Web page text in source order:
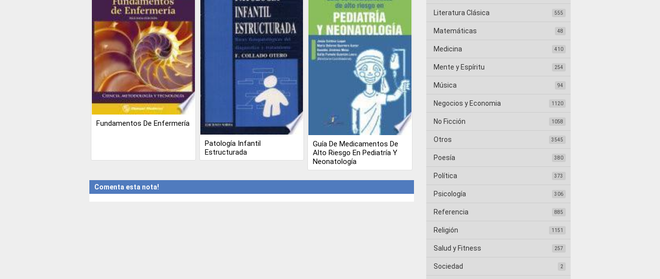
Fundamentos De Enfermería
Patología Infantil
Estructurada
Guía De Medicamentos De
Alto Riesgo En Pediatría Y
Neonatología
Comenta esta nota!
Literatura Clásica 555
Matemáticas 48
Medicina 410
Mente y Espíritu 254
Música 94
Negocios y Economia 1120
No Ficción 1058
Otros 3545
Poesía 380
Política 373
Psicología 306
Referencia 885
Religión 1151
Salud y Fitness 257
Sociedad 2